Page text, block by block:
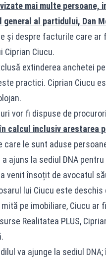
mai multe persoane,
al partidului, Dan
și despre facturile care
Ciprian Ciucu.
extinderea anchetei
practici. Ciprian Ciucu
vor fi dispuse de
calcul inclusiv arestarea
care le sunt aduse
a ajuns la sediul DNA
venit însoțit de avocatul
lui Ciucu este
pe imobiliare, Ciucu
Realitatea PLUS,
va ajunge la sediul